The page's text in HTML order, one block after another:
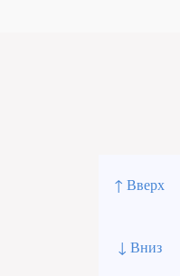
↑ Вверх
↓ Вниз